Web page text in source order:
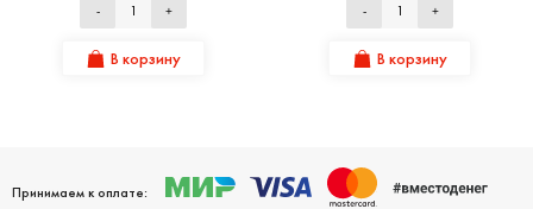
- +
В корзину
- +
В корзину
Принимаем к оплате: